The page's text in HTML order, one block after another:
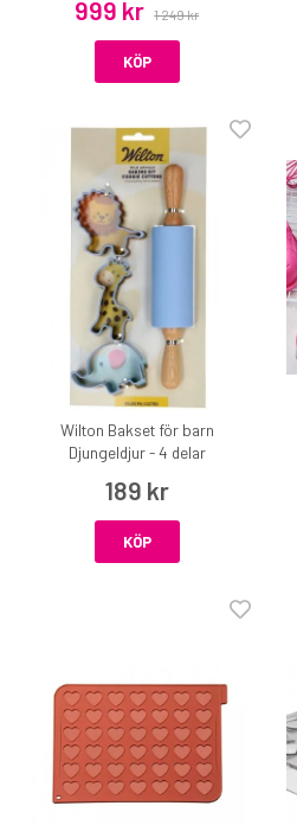
999 kr 1 249 kr
KÖP
Wilton Bakset för barn
Djungeldjur - 4 delar
189 kr
KÖP